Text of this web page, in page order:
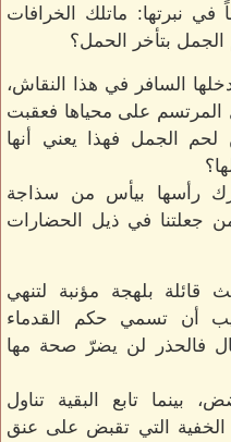
في نبرتها: ماتلك الخرافات
الجمل بتأخر الحمل؟
السافر في هذا النقاش،
على محياها فعقبت
الجمل فهذا يعني أنها
رأسها بيأس من سذاجة
جعلتنا في ذيل الحضارات
قائلة بلهجة مؤنبة لتنهي
أن تسمي حكم القدماء
فالحذر لن يضرّ صحة مها
تابع البقية تناول
الخفية التي تقبض على عنق